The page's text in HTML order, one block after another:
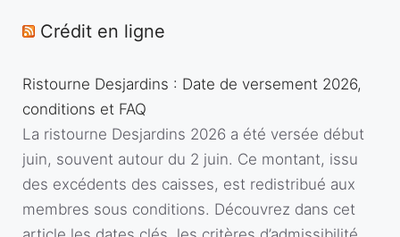
Crédit en ligne
Ristourne Desjardins : Date de versement 2026,
conditions et FAQ
La ristourne Desjardins 2026 a été versée début
juin, souvent autour du 2 juin. Ce montant, issu
des excédents des caisses, est redistribué aux
membres sous conditions. Découvrez dans cet